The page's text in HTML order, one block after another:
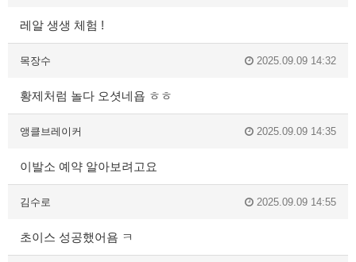
레알 생생 체험 !
목장수 2025.09.09 14:32
황제처럼 놀다 오셧네욥 ㅎㅎ
앵클브레이커 2025.09.09 14:35
이발소 예약 알아보려고요
김수로 2025.09.09 14:55
초이스 성공했어욤 ㅋ